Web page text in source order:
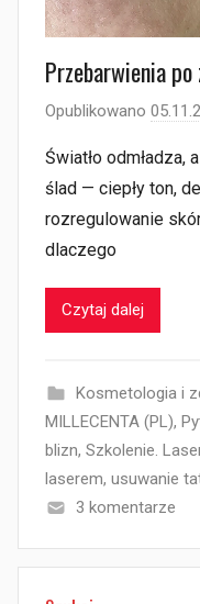
Przebarwienia
Opublikowano
Światło
ślad — ciepły ton,
rozregulowanie
dlaczego
Czytaj dalej
Kosmetologia i
MILLECENTA (PL),
blizn, Szkolenie.
laserem, usuwanie
3 komentarze